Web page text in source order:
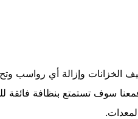
الخزانات وإزالة أي رواسب
سوف تستمتع بنظافة فائقة